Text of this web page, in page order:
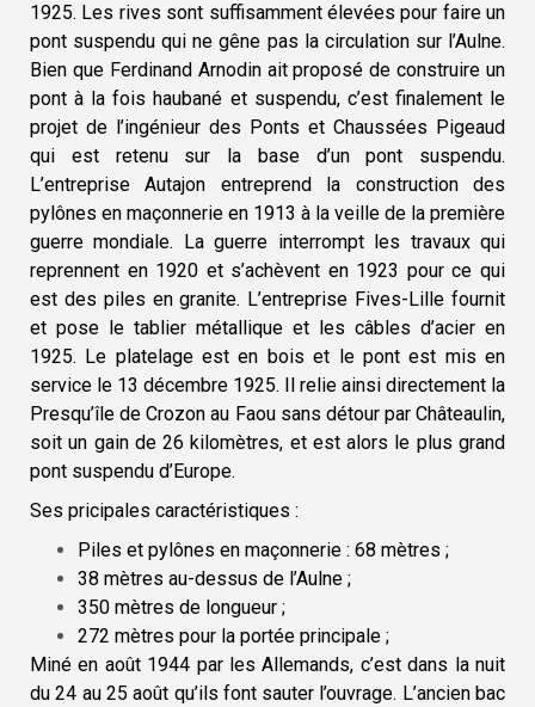
1925. Les rives sont suffisamment élevées pour faire un
pont suspendu qui ne gêne pas la circulation sur l’Aulne.
Bien que Ferdinand Arnodin ait proposé de construire un
pont à la fois haubané et suspendu, c’est finalement le
projet de l’ingénieur des Ponts et Chaussées Pigeaud
qui est retenu sur la base d’un pont suspendu.
L’entreprise Autajon entreprend la construction des
pylônes en maçonnerie en 1913 à la veille de la première
guerre mondiale. La guerre interrompt les travaux qui
reprennent en 1920 et s’achèvent en 1923 pour ce qui
est des piles en granite. L’entreprise Fives-Lille fournit
et pose le tablier métallique et les câbles d’acier en
1925. Le platelage est en bois et le pont est mis en
service le 13 décembre 1925. Il relie ainsi directement la
Presqu’île de Crozon au Faou sans détour par Châteaulin,
soit un gain de 26 kilomètres, et est alors le plus grand
pont suspendu d’Europe.
Ses pricipales caractéristiques :
Piles et pylônes en maçonnerie : 68 mètres ;
38 mètres au-dessus de l’Aulne ;
350 mètres de longueur ;
272 mètres pour la portée principale ;
Miné en août 1944 par les Allemands, c’est dans la nuit
du 24 au 25 août qu’ils font sauter l’ouvrage. L’ancien bac